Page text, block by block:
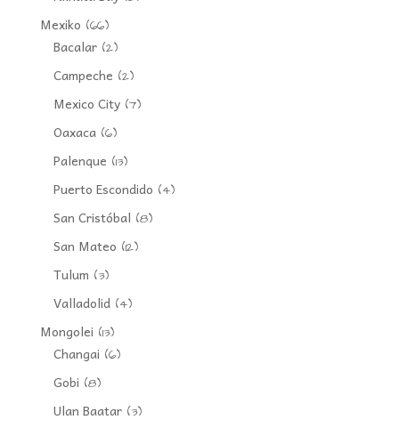
Mexiko (66)
Bacalar(2)
Campeche (2)
Mexico City(7)
Oaxaca(6)
Palenque (13)
Puerto Escondido (4)
San Cristóbal (8)
San Mateo (12)
Tulum (3)
Valladolid(4)
Mongolei (13)
Changai (6)
Gobi (8)
Ulan Baatar(3)